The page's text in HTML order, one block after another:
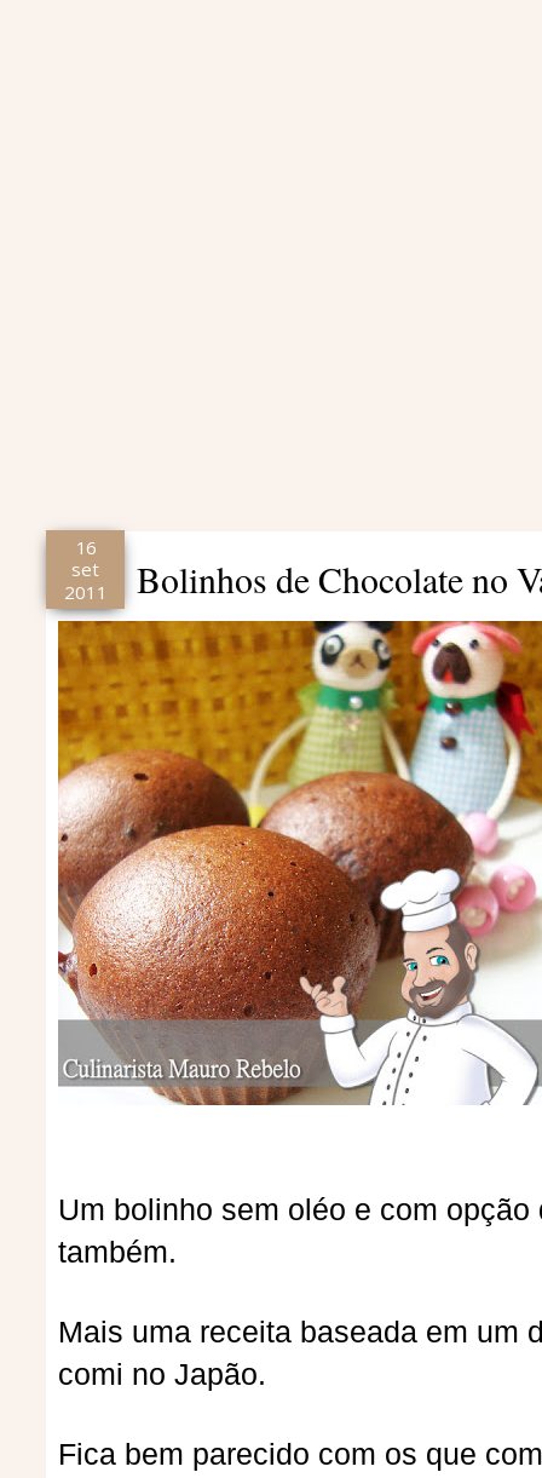
16
set
2011
Bolinhos de Chocolate no
Um bolinho sem oléo e com
também.
Mais uma receita baseada em um
comi no Japão.
Fica bem parecido com os que